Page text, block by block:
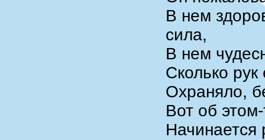
В нем
сила,
В нем
Сколько рук
Охраняло,
Вот об
Начинается